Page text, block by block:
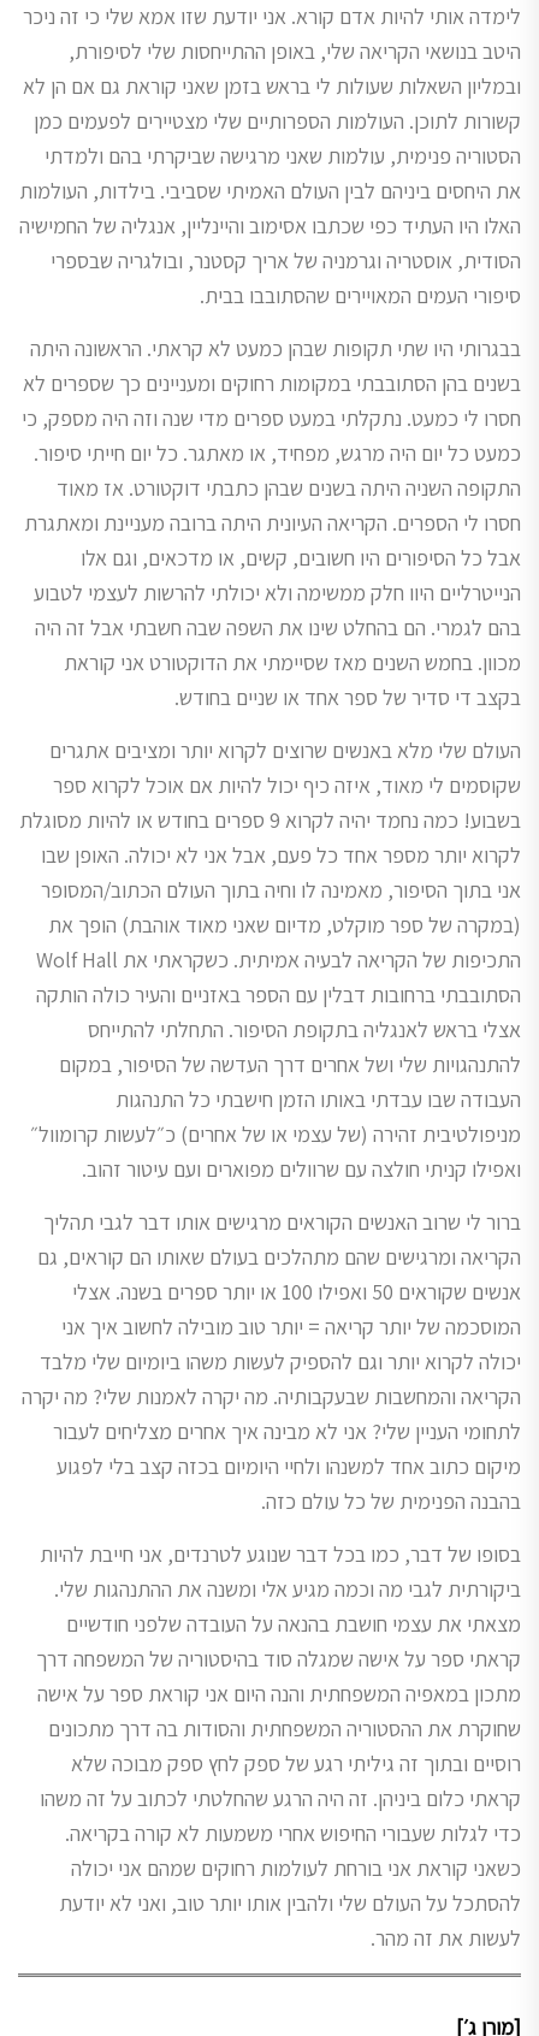
לימדה אותי להיות אדם קורא. אני יודעת שזו אמא שלי כי זה ניכר
היטב בנושאי הקריאה שלי, באופן ההתייחסות שלי לסיפורת,
ובמליון השאלות שעולות לי בראש בזמן שאני קוראת גם אם הן לא
קשורות לתוכן. העולמות הספרותיים שלי מצטיירים לפעמים כמן
הסטוריה פנימית, עולמות שאני מרגישה שביקרתי בהם ולמדתי
את היחסים ביניהם לבין העולם האמיתי שסביבי. בילדות, העולמות
האלו היו העתיד כפי שכתבו אסימוב והיינליין, אנגליה של החמישיה
הסודית, אוסטריה וגרמניה של אריך קסטנר, ובולגריה שבספרי
סיפורי העמים המאויירים שהסתובבו בבית.
בבגרותי היו שתי תקופות שבהן כמעט לא קראתי. הראשונה היתה
בשנים בהן הסתובבתי במקומות רחוקים ומעניינים כך שספרים לא
חסרו לי כמעט. נתקלתי במעט ספרים מדי שנה וזה היה מספק, כי
כמעט כל יום היה מרגש, מפחיד, או מאתגר. כל יום חייתי סיפור.
התקופה השניה היתה בשנים שבהן כתבתי דוקטורט. אז מאוד
חסרו לי הספרים. הקריאה העיונית היתה ברובה מעניינת ומאתגרת
אבל כל הסיפורים היו חשובים, קשים, או מדכאים, וגם אלו
הנייטרליים היוו חלק ממשימה ולא יכולתי להרשות לעצמי לטבוע
בהם לגמרי. הם בהחלט שינו את השפה שבה חשבתי אבל זה היה
מכוון. בחמש השנים מאז שסיימתי את הדוקטורט אני קוראת
בקצב די סדיר של ספר אחד או שניים בחודש.
העולם שלי מלא באנשים שרוצים לקרוא יותר ומציבים אתגרים
שקוסמים לי מאוד, איזה כיף יכול להיות אם אוכל לקרוא ספר
בשבוע! כמה נחמד יהיה לקרוא 9 ספרים בחודש או להיות מסוגלת
לקרוא יותר מספר אחד כל פעם, אבל אני לא יכולה. האופן שבו
אני בתוך הסיפור, מאמינה לו וחיה בתוך העולם הכתוב/המסופר
(במקרה של ספר מוקלט, מדיום שאני מאוד אוהבת) הופך את
התכיפות של הקריאה לבעיה אמיתית. כשקראתי את Wolf Hall
הסתובבתי ברחובות דבלין עם הספר באזניים והעיר כולה הותקה
אצלי בראש לאנגליה בתקופת הסיפור. התחלתי להתייחס
להתנהגויות שלי ושל אחרים דרך העדשה של הסיפור, במקום
העבודה שבו עבדתי באותו הזמן חישבתי כל התנהגות
מניפולטיבית זהירה (של עצמי או של אחרים) כ״לעשות קרומוול״
ואפילו קניתי חולצה עם שרוולים מפוארים ועם עיטור זהוב.
ברור לי שרוב האנשים הקוראים מרגישים אותו דבר לגבי תהליך
הקריאה ומרגישים שהם מתהלכים בעולם שאותו הם קוראים, גם
אנשים שקוראים 50 ואפילו 100 או יותר ספרים בשנה. אצלי
המוסכמה של יותר קריאה = יותר טוב מובילה לחשוב איך אני
יכולה לקרוא יותר וגם להספיק לעשות משהו ביומיום שלי מלבד
הקריאה והמחשבות שבעקבותיה. מה יקרה לאמנות שלי? מה יקרה
לתחומי העניין שלי? אני לא מבינה איך אחרים מצליחים לעבור
מיקום כתוב אחד למשנהו ולחיי היומיום בכזה קצב בלי לפגוע
בהבנה הפנימית של כל עולם כזה.
בסופו של דבר, כמו בכל דבר שנוגע לטרנדים, אני חייבת להיות
ביקורתית לגבי מה וכמה מגיע אלי ומשנה את ההתנהגות שלי.
מצאתי את עצמי חושבת בהנאה על העובדה שלפני חודשיים
קראתי ספר על אישה שמגלה סוד בהיסטוריה של המשפחה דרך
מתכון במאפיה המשפחתית והנה היום אני קוראת ספר על אישה
שחוקרת את ההסטוריה המשפחתית והסודות בה דרך מתכונים
רוסיים ובתוך זה גיליתי רגע של ספק לחץ ספק מבוכה שלא
קראתי כלום ביניהן. זה היה הרגע שהחלטתי לכתוב על זה משהו
כדי לגלות שעבורי החיפוש אחרי משמעות לא קורה בקריאה.
כשאני קוראת אני בורחת לעולמות רחוקים שמהם אני יכולה
להסתכל על העולם שלי ולהבין אותו יותר טוב, ואני לא יודעת
לעשות את זה מהר.
[מורן ג׳]